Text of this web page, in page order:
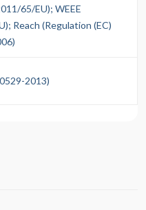
65/EU); WEEE
Reach (Regulation (EC)
2013)